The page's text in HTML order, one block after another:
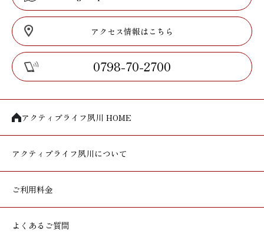
アクセス情報はこちら
0798-70-2700
アクティブライフ夙川 HOME
アクティブライフ夙川について
ご利用料金
よくあるご質問